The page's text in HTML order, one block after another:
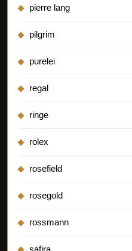
pierre lang
pilgrim
purelei
regal
ringe
rolex
rosefield
rosegold
rossmann
safira